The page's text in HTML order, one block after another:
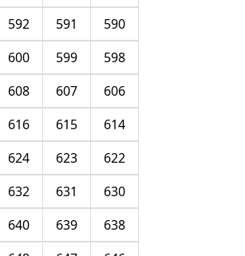
590
591
592
598
599
600
606
607
608
614
615
616
622
623
624
630
631
632
638
639
640